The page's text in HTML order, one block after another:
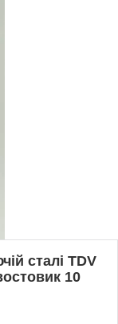
сталі TDV
10